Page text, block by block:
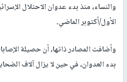
والنساء، منذ بدء عدوان الاحتلال
الأول/أكتوبر الماضي.
بدء العدوان، في حين لا يزال آلاف